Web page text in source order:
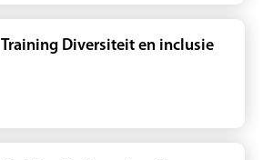
Training Diversiteit en inclusie